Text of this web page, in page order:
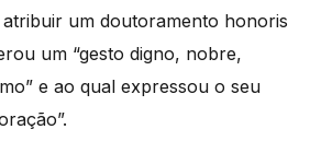
um doutoramento honoris
um “gesto digno, nobre,
e ao qual expressou o seu